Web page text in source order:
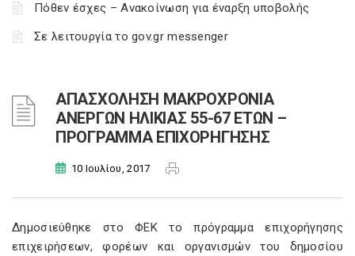
Πόθεν έσχες – Ανακοίνωση για έναρξη υποβολής
Σε λειτουργία το gov.gr messenger
ΑΠΑΣΧΟΛΗΣΗ ΜΑΚΡΟΧΡΟΝΙΑ
ΑΝΕΡΓΩΝ ΗΛΙΚΙΑΣ 55-67 ΕΤΩΝ –
ΠΡΟΓΡΑΜΜΑ ΕΠΙΧΟΡΗΓΗΣΗΣ
10 Ιουλίου, 2017
Δημοσιεύθηκε στο ΦΕΚ το πρόγραμμα επιχορήγησης
επιχειρήσεων, φορέων και οργανισμών του δημοσίου